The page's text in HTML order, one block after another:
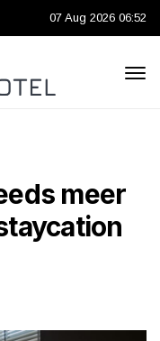
07 Aug 2026 06:52
meer